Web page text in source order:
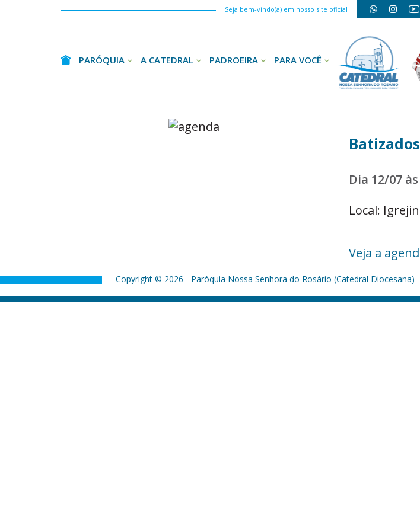
Seja bem-vindo(a) em nosso site oficial
PARÓQUIA A CATEDRAL PADROEIRA PARA VOCÊ
Batizados
Dia 12/07
Local:
Veja a
Copyright © 2026 - Paróquia Nossa Senhora do Rosário (Catedral